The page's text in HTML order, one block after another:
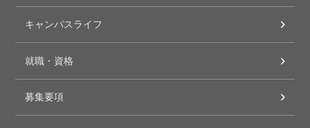
キャンパスライフ
就職・資格
募集要項